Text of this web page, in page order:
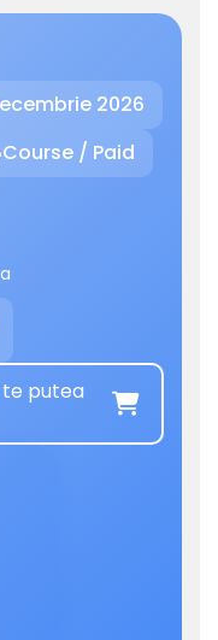
2026
Course / Paid
putea
